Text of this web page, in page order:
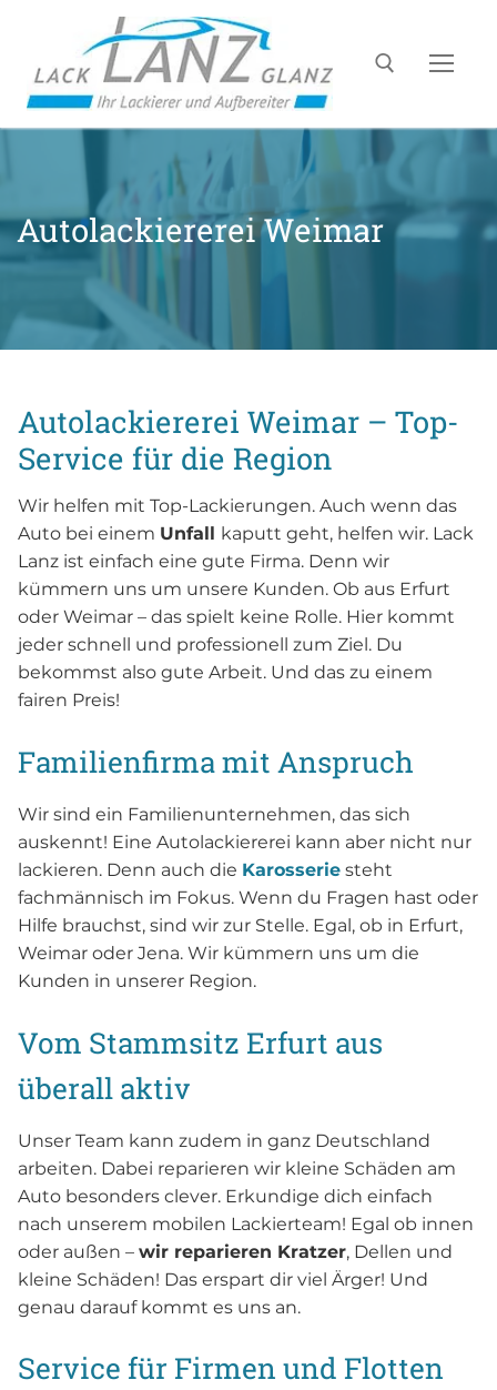
Autolackiererei Weimar
Autolackiererei Weimar – Top-
Service für die Region
Wir helfen mit Top-Lackierungen. Auch wenn das
Auto bei einem Unfall kaputt geht, helfen wir. Lack
Lanz ist einfach eine gute Firma. Denn wir
kümmern uns um unsere Kunden. Ob aus Erfurt
oder Weimar – das spielt keine Rolle. Hier kommt
jeder schnell und professionell zum Ziel. Du
bekommst also gute Arbeit. Und das zu einem
fairen Preis!
Familienfirma mit Anspruch
Wir sind ein Familienunternehmen, das sich
auskennt! Eine Autolackiererei kann aber nicht nur
lackieren. Denn auch die Karosserie steht
fachmännisch im Fokus. Wenn du Fragen hast oder
Hilfe brauchst, sind wir zur Stelle. Egal, ob in Erfurt,
Weimar oder Jena. Wir kümmern uns um die
Kunden in unserer Region.
Vom Stammsitz Erfurt aus
überall aktiv
Unser Team kann zudem in ganz Deutschland
arbeiten. Dabei reparieren wir kleine Schäden am
Auto besonders clever. Erkundige dich einfach
nach unserem mobilen Lackierteam! Egal ob innen
oder außen – wir reparieren Kratzer, Dellen und
kleine Schäden! Das erspart dir viel Ärger! Und
genau darauf kommt es uns an.
Service für Firmen und Flotten